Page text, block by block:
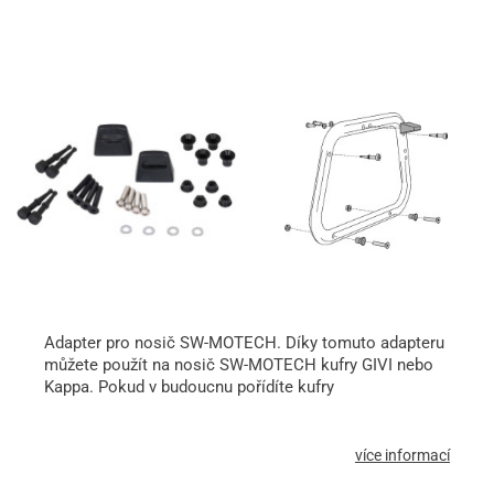
Adapter pro nosič SW-MOTECH. Díky tomuto adapteru
můžete použít na nosič SW-MOTECH kufry GIVI nebo
Kappa. Pokud v budoucnu pořídíte kufry
více informací